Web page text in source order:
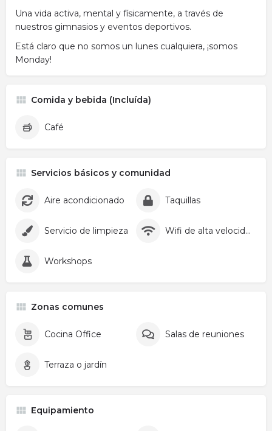
Una vida activa, mental y físicamente, a través de
nuestros gimnasios y eventos deportivos.
Está claro que no somos un lunes cualquiera, ¡somos
Monday!
Comida y bebida (Incluída)
Café
Servicios básicos y comunidad
Aire acondicionado Taquillas
Servicio de limpieza Wifi de alta velocidad
Workshops
Zonas comunes
Cocina Office Salas de reuniones
Terraza o jardín
Equipamiento